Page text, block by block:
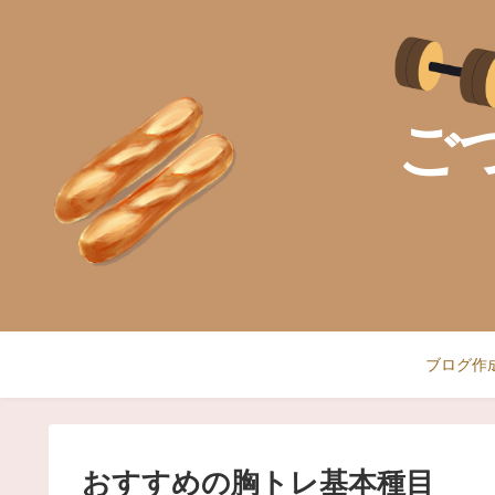
ご
ブログ作
おすすめの胸トレ基本種目